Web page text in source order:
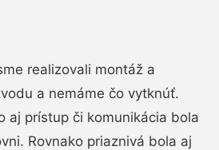
realizovali montáž a
a nemáme čo vytknúť.
aj prístup či komunikácia bola
Rovnako priaznivá bola aj